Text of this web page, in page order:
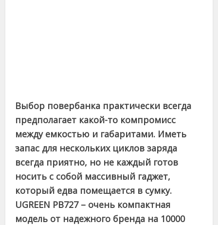
Выбор повербанка практически всегда
предполагает какой-то компромисс
между емкостью и габаритами. Иметь
запас для нескольких циклов заряда
всегда приятно, но не каждый готов
носить с собой массивный гаджет,
который едва помещается в сумку.
UGREEN PB727 – очень компактная
модель от надежного бренда на 10000